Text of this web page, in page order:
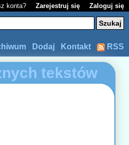
konta? Zarejestruj się Zaloguj się
RSS
Kontakt
Dodaj
tekstów